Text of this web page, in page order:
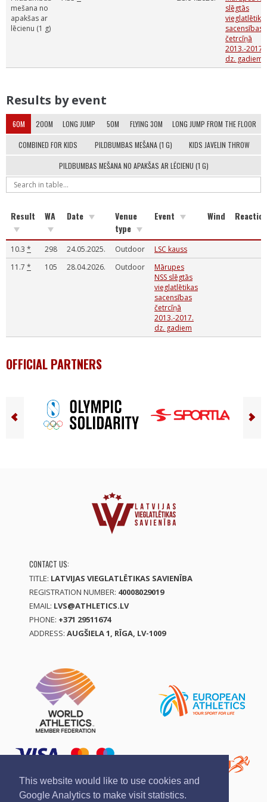
This website would like to use cookies and
Google Analytics to make visit statistics.
mešana no
apakšas ar
lēcienu (1 g)
slēgtās
sacensības
četrcīņā
2013.-2017.
dz. gadiem
Results by event
60M 200M LONG JUMP 50M FLYING 30M LONG JUMP FROM THE FLOOR
COMBINED FOR KIDS PILDBUMBAS MEŠANA (1 G) KIDS JAVELIN THROW
PILDBUMBAS MEŠANA NO APAKŠAS AR LĒCIENU (1 G)
Result WA Date
Venue
type
Event Wind
10.3 * 298 24.05.2025. Outdoor
LSC kauss
11.7 * 105 28.04.2026. Outdoor
Mārupes
NSS slēgtās
vieglatlētikas
sacensības
četrcīņā
2013.-2017.
dz. gadiem
OFFICIAL PARTNERS
CONTACT US:
TITLE: LATVIJAS VIEGLATLĒTIKAS SAVIENĪBA
REGISTRATION NUMBER: 40008029019
EMAIL: LVS@ATHLETICS.LV
PHONE: +371 29511674
ADDRESS: AUGŠIELA 1, RĪGA, LV-1009